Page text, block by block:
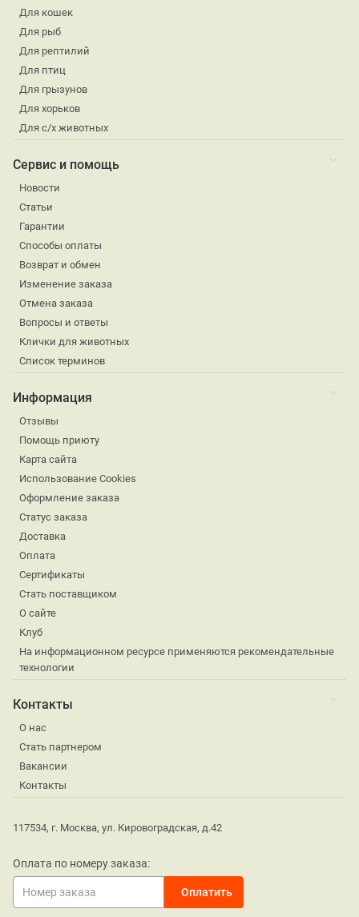
Для кошек
Для рыб
Для рептилий
Для птиц
Для грызунов
Для хорьков
Для с/х животных
Сервис и помощь
Новости
Статьи
Гарантии
Способы оплаты
Возврат и обмен
Изменение заказа
Отмена заказа
Вопросы и ответы
Клички для животных
Список терминов
Информация
Отзывы
Помощь приюту
Карта сайта
Использование Cookies
Оформление заказа
Статус заказа
Доставка
Оплата
Сертификаты
Стать поставщиком
О сайте
Клуб
На информационном ресурсе применяются рекомендательные
технологии
Контакты
О нас
Стать партнером
Вакансии
Контакты
117534, г. Москва, ул. Кировоградская, д.42
Оплата по номеру заказа: